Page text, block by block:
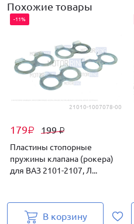
Похожие товары
21010-1007078-00
179₽ 199₽
-11%
Пластины стопорные
пружины клапана (рокера)
для ВАЗ 2101-2107, Л...
В корзину